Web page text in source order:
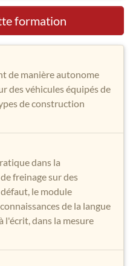
formation
de manière autonome
des véhicules équipés de
de construction
dans la
freinage sur des
le module
de la langue
l'écrit, dans la mesure